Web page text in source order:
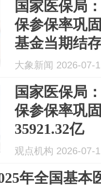
国家医保局
保参保率巩
基金当期结
费用跨省直
大象新闻 2026-07-
国家医保局
保参保率巩
35921.32亿
观点机构 2026-07-
年全国基本